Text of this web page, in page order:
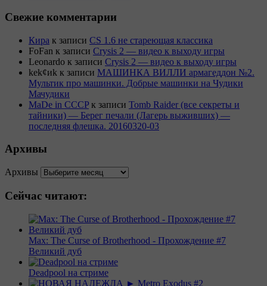
Свежие комментарии
Кира к записи CS 1.6 не стареющая классика
FoFan к записи Crysis 2 — видео к выходу игры
Leonardo к записи Crysis 2 — видео к выходу игры
kek¢иk к записи МАШИНКА ВИЛЛИ армагеддон №2.
Мультик про машинки. Добрые машинки на Чудики
Мачудики
MaDe in CCCP к записи Tomb Raider (все секреты и
тайники) — Берег печали (Лагерь выживших) —
последняя флешка. 20160320-03
Архивы
Архивы
Сейчас читают:
Max: The Curse of Brotherhood - Прохождение #7
Великий дуб
Deadpool на стриме